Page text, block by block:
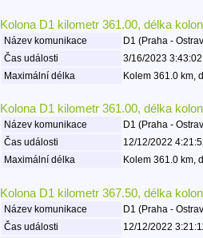
Kolona D1 kilometr 361.00, délka
Název komunikace D1 (Praha -
Čas události
3/16/2023
Maximální délka
Kolem 361.0 km,
Kolona D1 kilometr 361.00, délka
Název komunikace D1 (Praha -
Čas události
12/12/2022
Maximální délka
Kolem 361.0 km,
Kolona D1 kilometr 367.50, délka
Název komunikace D1 (Praha -
Čas události
12/12/2022